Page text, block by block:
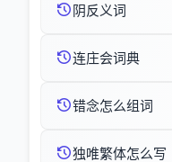
阴反义词
连庄会词典
错念怎么组词
独唯繁体怎么写